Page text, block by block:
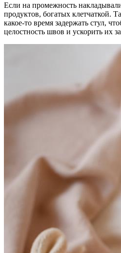
Если на промежность
продуктов, богатых клетчаткой.
какое-то время задержать стул,
целостность швов и ускорить их